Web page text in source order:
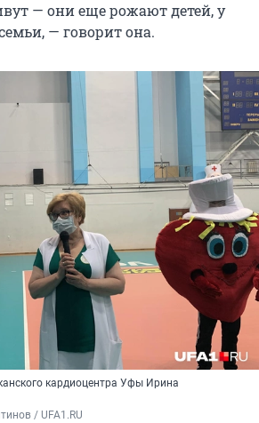
— они еще рожают детей, у
— говорит она.
кардиоцентра Уфы Ирина
/ UFA1.RU